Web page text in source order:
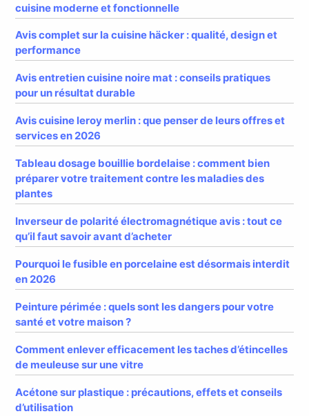
cuisine moderne et fonctionnelle
Avis complet sur la cuisine häcker : qualité, design et
performance
Avis entretien cuisine noire mat : conseils pratiques
pour un résultat durable
Avis cuisine leroy merlin : que penser de leurs offres et
services en 2026
Tableau dosage bouillie bordelaise : comment bien
préparer votre traitement contre les maladies des
plantes
Inverseur de polarité électromagnétique avis : tout ce
qu’il faut savoir avant d’acheter
Pourquoi le fusible en porcelaine est désormais interdit
en 2026
Peinture périmée : quels sont les dangers pour votre
santé et votre maison ?
Comment enlever efficacement les taches d’étincelles
de meuleuse sur une vitre
Acétone sur plastique : précautions, effets et conseils
d’utilisation